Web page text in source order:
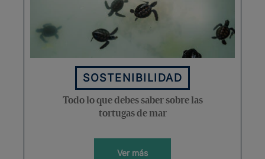
SOSTENIBILIDAD
Todo lo que debes saber sobre las
tortugas de mar
Ver más